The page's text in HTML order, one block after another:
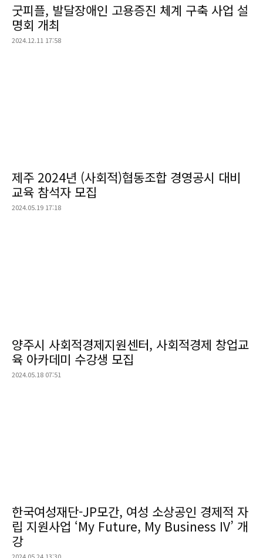
굿피플, 발달장애인 고용증진 체계 구축 사업 설
명회 개최
2024.12.11 17:58
제주 2024년 (사회적)협동조합 경영공시 대비
교육 참석자 모집
2024.05.19 17:18
양주시 사회적경제지원센터, 사회적경제 창업교
육 아카데미 수강생 모집
2024.05.18 07:51
한국여성재단-JP모간, 여성 소상공인 경제적 자
립 지원사업 ‘My Future, My Business IV’ 개
강
2024.05.24 13:30